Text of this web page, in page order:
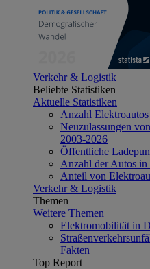
Verkehr & Logistik
Beliebte Statistiken
Aktuelle Statistiken
Anzahl
Neuzulassungen
2003-2026
Öffentliche
Anzahl der Autos
Anteil von
Verkehr & Logistik
Themen
Weitere Themen
Elektromobilität in
Fakten
Top Report